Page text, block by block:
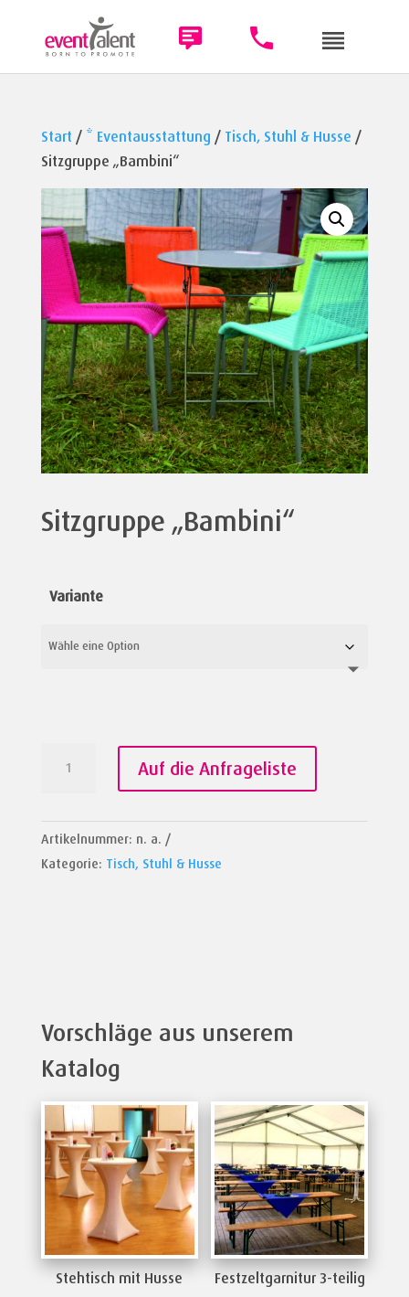
Start / * Eventausstattung / Tisch, Stuhl & Husse /
Sitzgruppe „Bambini“
Sitzgruppe „Bambini“
Variante
Auf die Anfrageliste
Artikelnummer: n. a.
Kategorie: Tisch, Stuhl & Husse
Vorschläge aus unserem
Katalog
Stehtisch mit Husse Festzeltgarnitur 3-teilig